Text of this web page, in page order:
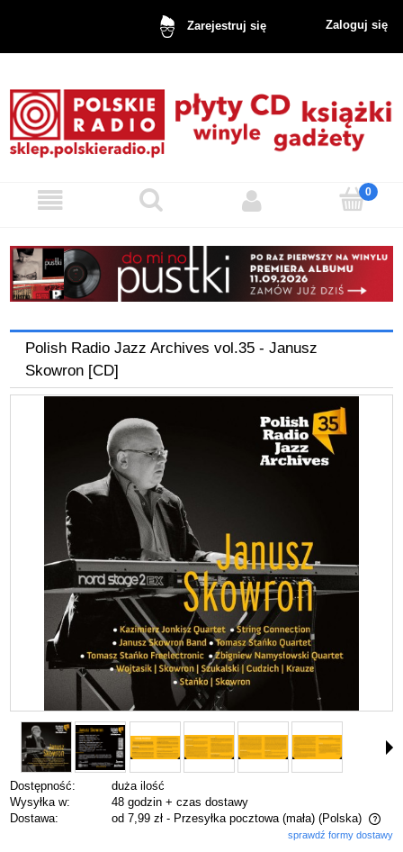
Zarejestruj się Zaloguj się
Polish Radio Jazz Archives vol.35 - Janusz
Skowron [CD]
Dostępność:
duża ilość
Wysyłka w:
48 godzin + czas dostawy
Dostawa:
od 7,99 zł - Przesyłka pocztowa (mała) (Polska)
Cena nie zawiera ewentualnych kosztów płatnościsprawdź formy dostawy